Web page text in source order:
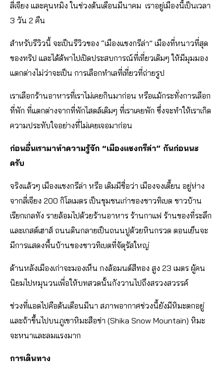
ลี่เจียง และคุนหมิง ในช่วงต้นเดือนมีนาคม เราอยู่เมืองนี้เป็นเวลา
3 วัน 2 คืน
สำหรับรีวิวนี้ จะเป็นรีวิวของ “เมืองแชงกรีล่า” เมืองที่หนาวที่สุด
ของทริป และได้ด้พาไปเปิดประสบการณ์ที่เที่ยวเดิมๆ ให้มีมุมมอง
แตกต่างไม่ว่าจะเป็น การเลือกทำเลที่เที่ยวที่ถ่ายรูป
เราเลือกร้านอาหารที่เราไม่เคยกินมาก่อน หรือแม้กระทั่งการเลือก
ที่พัก ที่แตกต่างจากที่พักไสตล์เดิมๆ ที่เราเคยพัก ซึ่งจะทำให้เราเกิด
ความประทับใจอย่างที่ไม่เคยเจอมาก่อน
ก่อนอื่นเรามาทำความรู้จัก “เมืองแชงกรีล่า” กันก่อนนะ
ครับ
จริงแล้วๆ เมืองแชงกรีล่า หรือ เดิมมีชื่อว่า เมืองจงเตี้ยน อยู่ห่าง
จากลี่เจียง 200 กิโลเมตร เป็นชุมชนเก่าของชาวทิเบต ชาวบ้าน
เรียกเกลทัง รายล้อมไปด้วยร้านอาหาร ร้านกาแฟ ร้านของที่ระลึก
และเกสต์เฮาส์ ถนนดินกลายเป็นถนนปูด้วยหินกรวด ตอนเย็นจะ
มีการแสดงพื้นบ้านของชาวทิเบตที่จัตุรัสใหญ่
ด้านหลังเมืองเก่าจะมองเห็น กงล้อมนต์สีทอง สูง 23 เมตร ผู้คน
นิยมไปหมุนวนเพื่อให้บทสวดนั้นกังวานไปถึงสรวงสวรรค์
ช่วงที่แอดไปคือต้นเดือนมีนา สภาพอากาศช่วงนี้ยังมีหิมะตกอยู่
และถ้าขึ้นไปบนภูเขาหิมะสือข่า (Shika Snow Mountain) หิมะ
จะหนาและลมแรงมาก
การเดินทาง